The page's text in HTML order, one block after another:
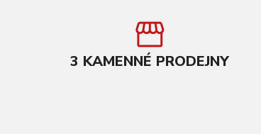
3 KAMENNÉ PRODEJNY